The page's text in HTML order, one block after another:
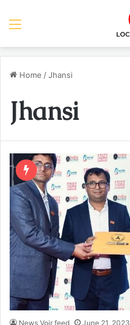
Home /Jhansi
Jhansi
News Voir feed June 21, 2023